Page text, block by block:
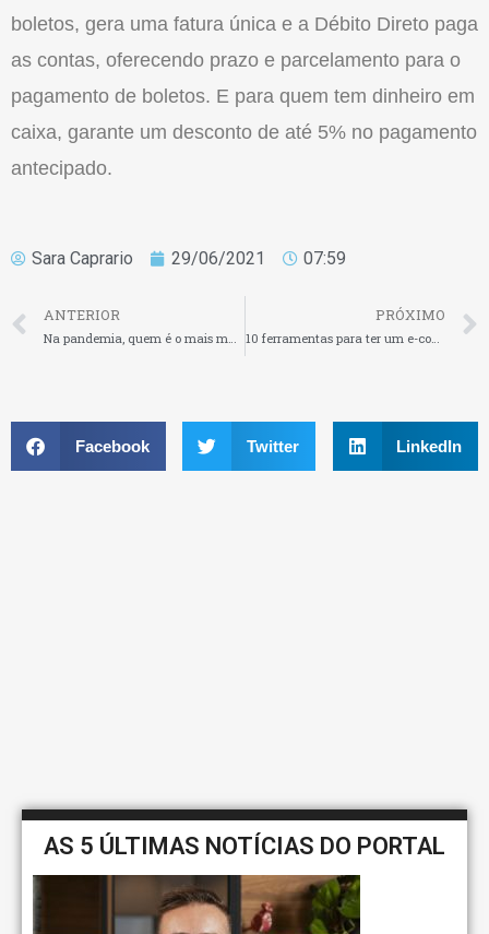
boletos, gera uma fatura única e a Débito Direto paga
as contas, oferecendo prazo e parcelamento para o
pagamento de boletos. E para quem tem dinheiro em
caixa, garante um desconto de até 5% no pagamento
antecipado.
Sara Caprario 29/06/2021 07:59
ANTERIOR
Na pandemia, quem é o mais mascarado desde o início até hoje
PRÓXIMO
10 ferramentas para ter um e-commerce de sucesso
Facebook Twitter LinkedIn
AS 5 ÚLTIMAS NOTÍCIAS DO PORTAL